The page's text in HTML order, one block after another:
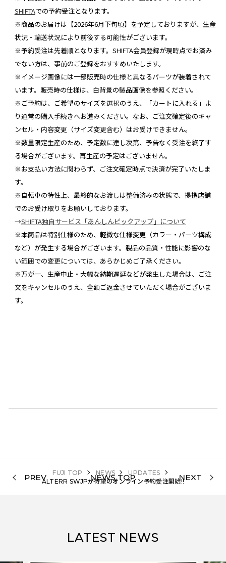
SHIFTAでの予約受注となります。
※商品のお届けは【2026年6月下旬頃】を予定しておりますが、生産
状況・輸送状況により前後する可能性がございます。
※予約受注は先着順となります。SHIFTA会員登録が現時点でお済み
でない方は、事前のご登録をおすすめいたします。
※イメージ画像には一部販売時の仕様と異なるパーツが装着されて
います。販売時の仕様は、白背景の製品画像を参照ください。
※ご予約は、ご希望のサイズを選択のうえ、「カートに入れる」よ
り通常の購入手続きへお進みください。なお、ご注文確定後のキャ
ンセル・内容変更（サイズ変更含む）はお受けできません。
※数量限定生産のため、予定数に達し次第、予告なく受注を終了す
る場合がございます。再生産の予定はございません。
※お支払い方法に関わらず、ご注文確定時点で決済が完了いたしま
す。
※自転車の特性上、最終的なお渡しは整備済みの状態で、提携店舗
でのお受け取りをお願いしております。
→SHIFTA独自サービス「あんしんピックアップ」について
※本商品は特別仕様のため、軽微な仕様変更（カラー・パーツ構成
など）が発生する場合がございます。製品の品質・性能に影響のな
い範囲での変更については、あらかじめご了承ください。
※万が一、生産中止・大幅な納期遅延などが発生した場合は、ご注
文をキャンセルのうえ、全額ご返金させていただく場合がございま
す。
FUJI TOP NEWS
UPDATES
ALTERR SWJPが待望のオンライン予約受注開始!!
PREV NEWS TOP NEXT
LATEST NEWS